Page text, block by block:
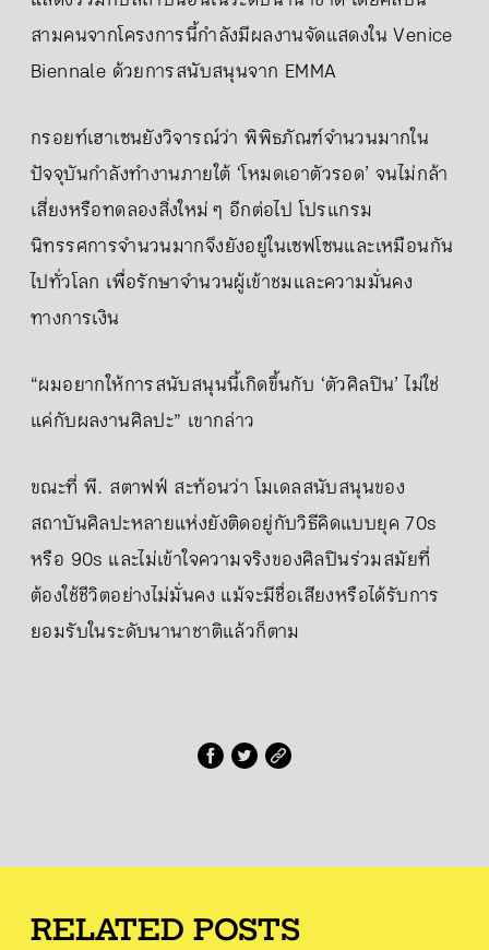
สามคนจากโครงการนี้กำลังมีผลงานจัดแสดงใน Venice
Biennale ด้วยการสนับสนุนจาก EMMA
กรอยท์เฮาเซนยังวิจารณ์ว่า พิพิธภัณฑ์จำนวนมากใน
ปัจจุบันกำลังทำงานภายใต้ ‘โหมดเอาตัวรอด’ จนไม่กล้า
เสี่ยงหรือทดลองสิ่งใหม่ ๆ อีกต่อไป โปรแกรม
นิทรรศการจำนวนมากจึงยังอยู่ในเซฟโซนและเหมือนกัน
ไปทั่วโลก เพื่อรักษาจำนวนผู้เข้าชมและความมั่นคง
ทางการเงิน
“ผมอยากให้การสนับสนุนนี้เกิดขึ้นกับ ‘ตัวศิลปิน’ ไม่ใช่
แค่กับผลงานศิลปะ” เขากล่าว
ขณะที่ พี. สตาฟฟ์ สะท้อนว่า โมเดลสนับสนุนของ
สถาบันศิลปะหลายแห่งยังติดอยู่กับวิธีคิดแบบยุค 70s
หรือ 90s และไม่เข้าใจความจริงของศิลปินร่วมสมัยที่
ต้องใช้ชีวิตอย่างไม่มั่นคง แม้จะมีชื่อเสียงหรือได้รับการ
ยอมรับในระดับนานาชาติแล้วก็ตาม
RELATED POSTS